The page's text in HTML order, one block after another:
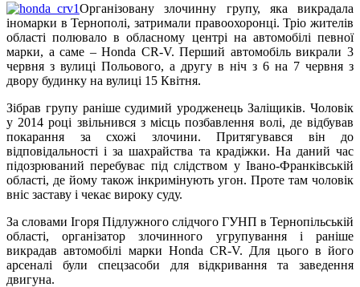
Організовану злочинну групу, яка викрадала
іномарки в Тернополі, затримали правоохоронці. Тріо жителів
області полювало в обласному центрі на автомобілі певної
марки, а саме – Honda CR-V. Перший автомобіль викрали 3
червня з вулиці Польового, а другу в ніч з 6 на 7 червня з
двору будинку на вулиці 15 Квітня.
Зібрав групу раніше судимий уродженець Заліщиків. Чоловік
у 2014 році звільнився з місць позбавлення волі, де відбував
покарання за схожі злочини. Притягувався він до
відповідальності і за шахрайства та крадіжки. На даний час
підозрюваний перебуває під слідством у Івано-Франківській
області, де йому також інкримінують угон. Проте там чоловік
вніс заставу і чекає вироку суду.
За словами Ігоря Підлужного слідчого ГУНП в Тернопільській
області, організатор злочинного угрупування і раніше
викрадав автомобілі марки Honda CR-V. Для цього в його
арсеналі були спецзасоби для відкривання та заведення
двигуна.